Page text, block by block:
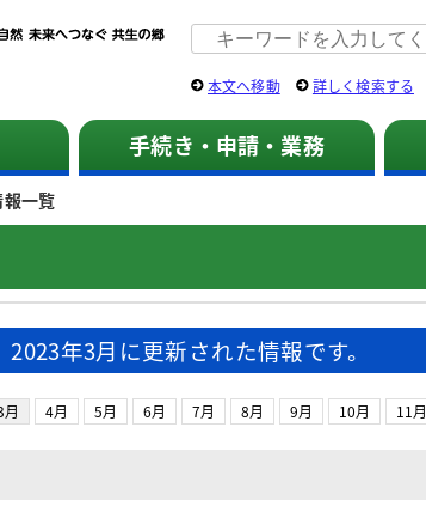
佐用町 公式ホームページ
本文へ移動 詳しく検索する
手続き・申請・業務
一覧
2023年3月に更新された情報です。
月 4月 5月 6月 7月 8月 9月 10月 11月